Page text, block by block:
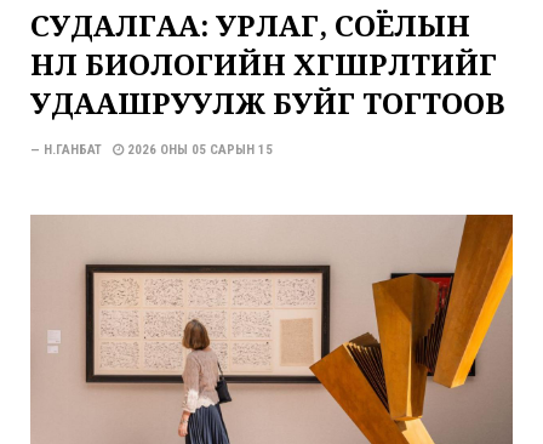
СУДАЛГАА: УРЛАГ, СОЁЛЫН
НӨЛӨӨ БИОЛОГИЙН ХӨГШРӨЛТИЙГ
УДААШРУУЛЖ БУЙГ ТОГТООВ
— Н.ГАНБАТ 2026 ОНЫ 05 САРЫН 15